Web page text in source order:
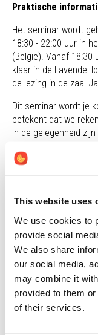
This website uses
We use cookies to
provide social
We also share
our social media,
may combine it
provided to them
of their services.
Praktische
Het seminar wordt
18:30 - 22:00 uur in
(België). Vanaf 18:30
klaar in de Lavendel
de lezing in de zaal
Dit seminar wordt je
betekent dat we
in de gelegenheid
uiterlijk 10 dagen
berekent de locatie
Ook te volgen in
februari in
Voor wie?
Dit seminar is
andere
verdiepen in het
gebruik van AHCC
aanpak bij herstel,